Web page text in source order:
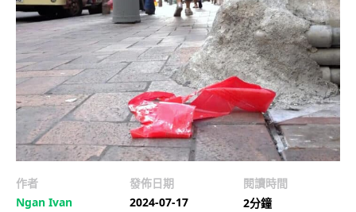
作者
Ngan Ivan
發佈日期
2024-07-17
閱讀時間
2分鐘